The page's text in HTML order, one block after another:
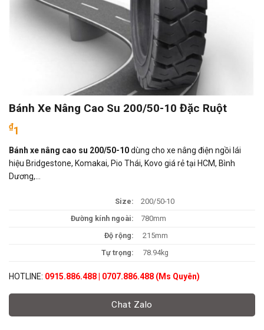
Bánh Xe Nâng Cao Su 200/50-10 Đặc Ruột
₫1
Bánh xe nâng cao su 200/50-10dùng cho xe nâng điện ngồi lái
hiệu Bridgestone, Komakai, Pio Thái, Kovo giá rẻ tại HCM, Bình
Dương,…
Size:
200/50-10
Đường kính ngoài:
780mm
Độ rộng:
215mm
Tự trọng:
78.94kg
HOTLINE: 0915.886.488 | 0707.886.488 (Ms Quyên)
Chat Zalo